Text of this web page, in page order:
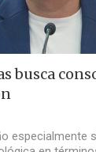
busca
especialmente